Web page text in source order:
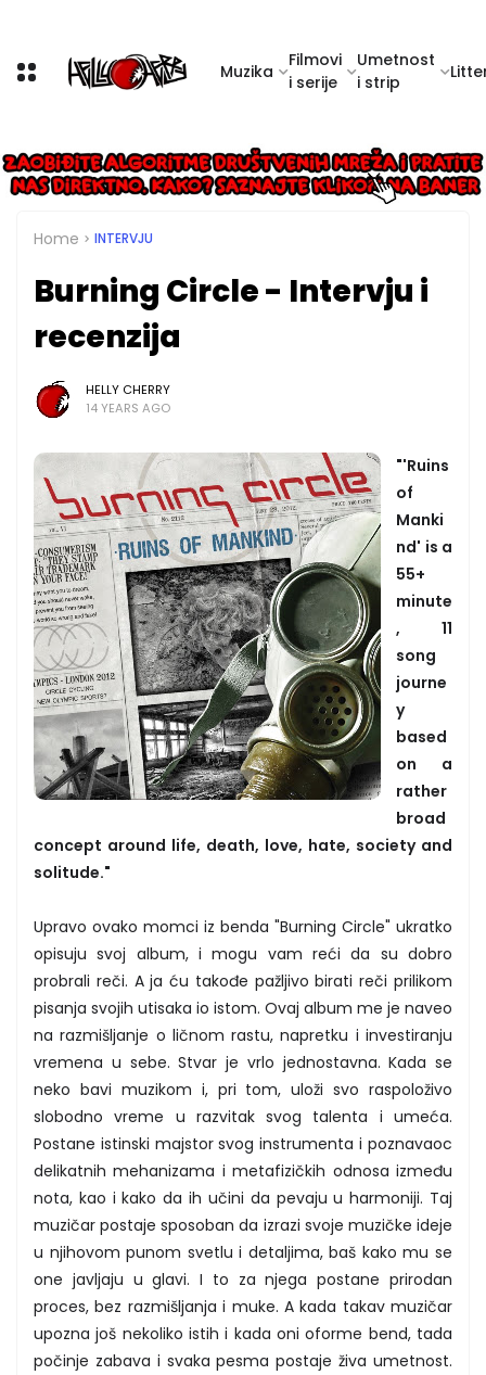
Muzika
Filmovi
i serije
Umetnost
i strip
Home INTERVJU
Burning Circle - Intervju i
recenzija
HELLY CHERRY
14 YEARS AGO
"'Ruins
of
Manki
nd' is a
55+
minute
, 11
song
journe
y
based
on a
rather
broad
concept around life, death, love, hate, society and
solitude."
Upravo ovako momci iz benda "Burning Circle" ukratko
opisuju svoj album, i mogu vam reći da su dobro
probrali reči. A ja ću takođe pažljivo birati reči prilikom
pisanja svojih utisaka io istom. Ovaj album me je naveo
na razmišljanje o ličnom rastu, napretku i investiranju
vremena u sebe. Stvar je vrlo jednostavna. Kada se
neko bavi muzikom i, pri tom, uloži svo raspoloživo
slobodno vreme u razvitak svog talenta i umeća.
Postane istinski majstor svog instrumenta i poznavaoc
delikatnih mehanizama i metafizičkih odnosa između
nota, kao i kako da ih učini da pevaju u harmoniji. Taj
muzičar postaje sposoban da izrazi svoje muzičke ideje
u njihovom punom svetlu i detaljima, baš kako mu se
one javljaju u glavi. I to za njega postane prirodan
proces, bez razmišljanja i muke. A kada takav muzičar
upozna još nekoliko istih i kada oni oforme bend, tada
počinje zabava i svaka pesma postaje živa umetnost.